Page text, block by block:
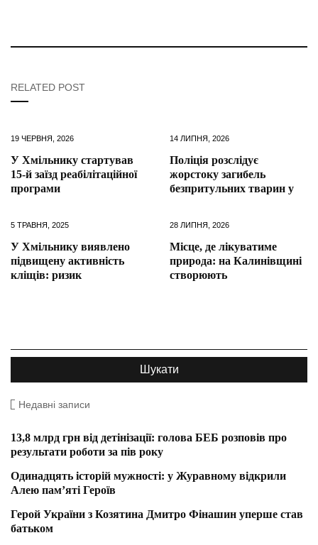
RELATED POST
19 ЧЕРВНЯ, 2026
У Хмільнику стартував
15-й заїзд реабілітаційної
програми
14 ЛИПНЯ, 2026
Поліція розслідує
жорстоку загибель
безпритульних тварин у
5 ТРАВНЯ, 2025
У Хмільнику виявлено
підвищену активність
кліщів: ризик
28 ЛИПНЯ, 2026
Місце, де лікуватиме
природа: на Калинівщині
створюють
Недавні записи
13,8 млрд грн від детінізації: голова БЕБ розповів про
результати роботи за пів року
Одинадцять історій мужності: у Журавному відкрили
Алею пам’яті Героїв
Герой України з Козятина Дмитро Фінашин уперше став
батьком